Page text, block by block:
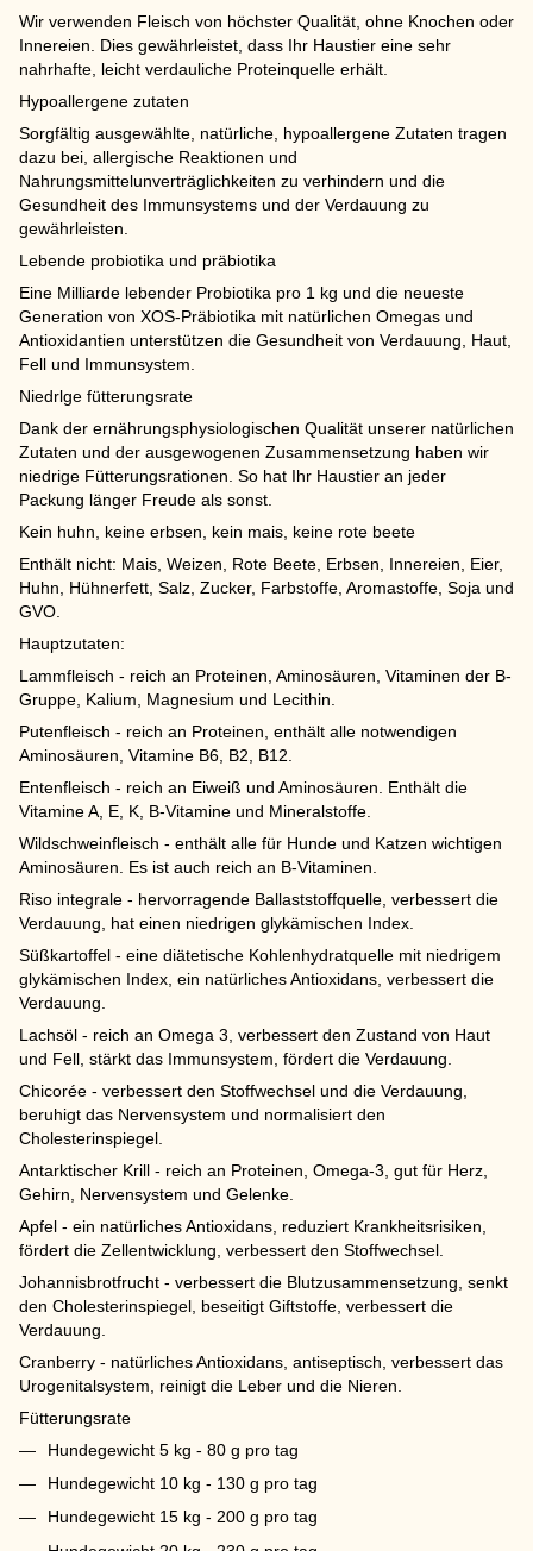
Wir verwenden Fleisch von höchster Qualität, ohne Knochen oder
Innereien. Dies gewährleistet, dass Ihr Haustier eine sehr
nahrhafte, leicht verdauliche Proteinquelle erhält.
Hypoallergene zutaten
Sorgfältig ausgewählte, natürliche, hypoallergene Zutaten tragen
dazu bei, allergische Reaktionen und
Nahrungsmittelunverträglichkeiten zu verhindern und die
Gesundheit des Immunsystems und der Verdauung zu
gewährleisten.
Lebende probiotika und präbiotika
Eine Milliarde lebender Probiotika pro 1 kg und die neueste
Generation von XOS-Präbiotika mit natürlichen Omegas und
Antioxidantien unterstützen die Gesundheit von Verdauung, Haut,
Fell und Immunsystem.
Niedrlge fütterungsrate
Dank der ernährungsphysiologischen Qualität unserer natürlichen
Zutaten und der ausgewogenen Zusammensetzung haben wir
niedrige Fütterungsrationen. So hat Ihr Haustier an jeder
Packung länger Freude als sonst.
Kein huhn, keine erbsen, kein mais, keine rote beete
Enthält nicht: Mais, Weizen, Rote Beete, Erbsen, Innereien, Eier,
Huhn, Hühnerfett, Salz, Zucker, Farbstoffe, Aromastoffe, Soja und
GVO.
Hauptzutaten:
Lammfleisch - reich an Proteinen, Aminosäuren, Vitaminen der B-
Gruppe, Kalium, Magnesium und Lecithin.
Putenfleisch - reich an Proteinen, enthält alle notwendigen
Aminosäuren, Vitamine B6, B2, B12.
Entenfleisch - reich an Eiweiß und Aminosäuren. Enthält die
Vitamine A, E, K, B-Vitamine und Mineralstoffe.
Wildschweinfleisch - enthält alle für Hunde und Katzen wichtigen
Aminosäuren. Es ist auch reich an B-Vitaminen.
Riso integrale - hervorragende Ballaststoffquelle, verbessert die
Verdauung, hat einen niedrigen glykämischen Index.
Süßkartoffel - eine diätetische Kohlenhydratquelle mit niedrigem
glykämischen Index, ein natürliches Antioxidans, verbessert die
Verdauung.
Lachsöl - reich an Omega 3, verbessert den Zustand von Haut
und Fell, stärkt das Immunsystem, fördert die Verdauung.
Chicorée - verbessert den Stoffwechsel und die Verdauung,
beruhigt das Nervensystem und normalisiert den
Cholesterinspiegel.
Antarktischer Krill - reich an Proteinen, Omega-3, gut für Herz,
Gehirn, Nervensystem und Gelenke.
Apfel - ein natürliches Antioxidans, reduziert Krankheitsrisiken,
fördert die Zellentwicklung, verbessert den Stoffwechsel.
Johannisbrotfrucht - verbessert die Blutzusammensetzung, senkt
den Cholesterinspiegel, beseitigt Giftstoffe, verbessert die
Verdauung.
Cranberry - natürliches Antioxidans, antiseptisch, verbessert das
Urogenitalsystem, reinigt die Leber und die Nieren.
Fütterungsrate
Hundegewicht 5 kg - 80 g pro tag
Hundegewicht 10 kg - 130 g pro tag
Hundegewicht 15 kg - 200 g pro tag